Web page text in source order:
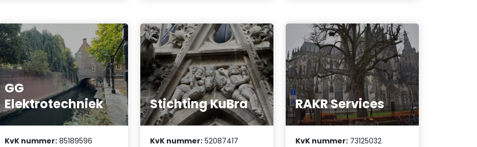
GG
Elektrotechniek
KvK nummer: 85189596
Stichting KuBra
KvK nummer: 52087417
RAKR Services
KvK nummer: 73125032